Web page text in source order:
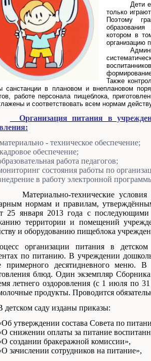
Дети
только
Поэтому
котором в
организацию
Также
санстанции в плановом и внеплановом
работе персонала пищеблока,
и соответствовать всем нормам
Организация питания в
материально - техническое обеспечение;
кадровое обеспечение;
работа педагогов;
состояния работы по
в работу электронной
технические условия в
нормам и правилам,
января 2013 года с последующими
территории и помещений
и оборудованию пищеблока
организации питания в
по питанию. В учреждении
примерного десятидневного меню. В
блюд. Один экземпляр
летнего оздоровления (с 1 июля по
продукты. Проводится
саду изданы приказы:
утверждении состава Совета по
снижении оплаты за питание
создании бракеражной комиссии»,
зачислении сотрудников на питание»,